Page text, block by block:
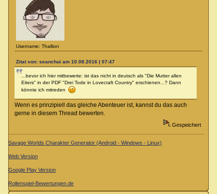
Username: Thallion
Zitat von: seanchui am 10.08.2016 | 07:47
...bevor ich hier mitbewerte: ist das nicht in deutsch als "Die Mutter allen
Eiters" in der PDF "Drei Tode in Lovecraft Country" erschienen...? Dann
könnte ich mitreden
Wenn es prinzipiell das gleiche Abenteuer ist, kannst du das auch
gerne in diesem Thread bewerten.
Gespeichert
Savage Worlds Charakter Generator (Android - Windows - Linux)
Web Version
Google Play Version
Rollenspiel-Bewertungen.de